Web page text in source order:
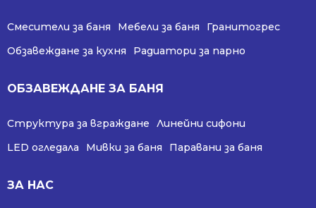
Смесители за баня Мебели за баня
Гранитогрес
Обзавеждане за кухня
Радиатори за парно
ОБЗАВЕЖДАНЕ ЗА БАНЯ
Структура за вграждане
Линейни сифони
LED огледала
Мивки за баня Паравани за баня
ЗА НАС